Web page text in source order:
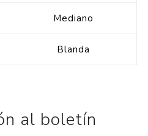
Mediano
Blanda
al boletín